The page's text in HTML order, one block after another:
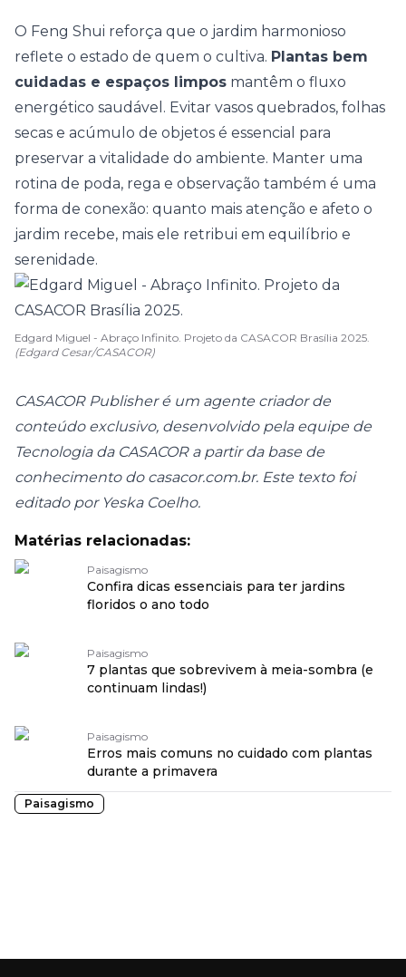
O Feng Shui reforça que o jardim harmonioso
reflete o estado de quem o cultiva. Plantas bem
cuidadas e espaços limpos mantêm o fluxo
energético saudável. Evitar vasos quebrados, folhas
secas e acúmulo de objetos é essencial para
preservar a vitalidade do ambiente. Manter uma
rotina de poda, rega e observação também é uma
forma de conexão: quanto mais atenção e afeto o
jardim recebe, mais ele retribui em equilíbrio e
serenidade.
Edgard Miguel - Abraço Infinito. Projeto da CASACOR Brasília 2025.
(Edgard Cesar/CASACOR)
CASACOR Publisher é um agente criador de
conteúdo exclusivo, desenvolvido pela equipe de
Tecnologia da CASACOR a partir da base de
conhecimento do casacor.com.br. Este texto foi
editado por Yeska Coelho.
Matérias relacionadas:
Paisagismo
Confira dicas essenciais para ter jardins
floridos o ano todo
Paisagismo
7 plantas que sobrevivem à meia-sombra (e
continuam lindas!)
Paisagismo
Erros mais comuns no cuidado com plantas
durante a primavera
Paisagismo